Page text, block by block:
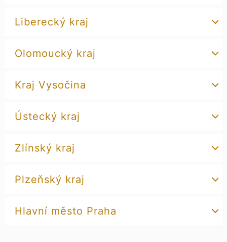
Liberecký kraj
Olomoucký kraj
Kraj Vysočina
Ústecký kraj
Zlínský kraj
Plzeňský kraj
Hlavní město Praha